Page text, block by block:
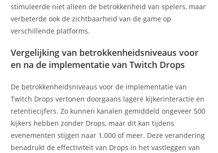
stimuleerde niet alleen de betrokkenheid van spelers, maar
verbeterde ook de zichtbaarheid van de game op
verschillende platforms.
Vergelijking van betrokkenheidsniveaus voor
en na de implementatie van Twitch Drops
De betrokkenheidsniveaus voor de implementatie van
Twitch Drops vertonen doorgaans lagere kijkerinteractie en
retentiecijfers. Zo kunnen kanalen gemiddeld ongeveer 500
kijkers hebben zonder Drops, maar dit kan tijdens
evenementen stijgen naar 1.000 of meer. Deze verandering
benadrukt de effectiviteit van Drops in het vastleggen van